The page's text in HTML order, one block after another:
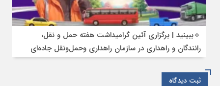
🔹ببینید | برگزاری آئین گرامیداشت هفته حمل و نقل،
رانندگان و راهداری در سازمان راهداری وحمل‌ونقل جاده‌ای
ثبت دیدگاه